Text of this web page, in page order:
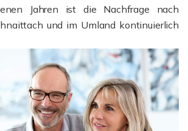
Jahren ist die Nachfrage nach
und im Umland kontinuierlich